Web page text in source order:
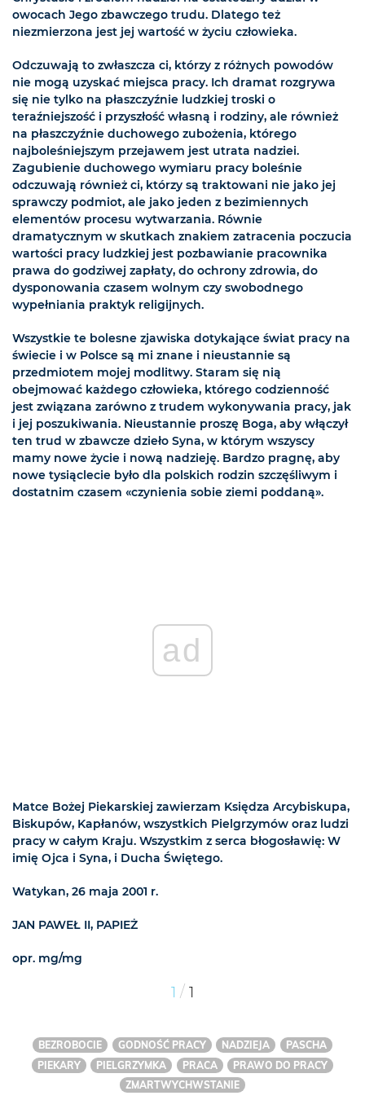
owocach Jego zbawczego trudu. Dlatego też
niezmierzona jest jej wartość w życiu człowieka.
Odczuwają to zwłaszcza ci, którzy z różnych powodów
nie mogą uzyskać miejsca pracy. Ich dramat rozgrywa
się nie tylko na płaszczyźnie ludzkiej troski o
teraźniejszość i przyszłość własną i rodziny, ale również
na płaszczyźnie duchowego zubożenia, którego
najboleśniejszym przejawem jest utrata nadziei.
Zagubienie duchowego wymiaru pracy boleśnie
odczuwają również ci, którzy są traktowani nie jako jej
sprawczy podmiot, ale jako jeden z bezimiennych
elementów procesu wytwarzania. Równie
dramatycznym w skutkach znakiem zatracenia poczucia
wartości pracy ludzkiej jest pozbawianie pracownika
prawa do godziwej zapłaty, do ochrony zdrowia, do
dysponowania czasem wolnym czy swobodnego
wypełniania praktyk religijnych.
Wszystkie te bolesne zjawiska dotykające świat pracy na
świecie i w Polsce są mi znane i nieustannie są
przedmiotem mojej modlitwy. Staram się nią
obejmować każdego człowieka, którego codzienność
jest związana zarówno z trudem wykonywania pracy, jak
i jej poszukiwania. Nieustannie proszę Boga, aby włączył
ten trud w zbawcze dzieło Syna, w którym wszyscy
mamy nowe życie i nową nadzieję. Bardzo pragnę, aby
nowe tysiąclecie było dla polskich rodzin szczęśliwym i
dostatnim czasem «czynienia sobie ziemi poddaną».
ad
Matce Bożej Piekarskiej zawierzam Księdza Arcybiskupa,
Biskupów, Kapłanów, wszystkich Pielgrzymów oraz ludzi
pracy w całym Kraju. Wszystkim z serca błogosławię: W
imię Ojca i Syna, i Ducha Świętego.
Watykan, 26 maja 2001 r.
JAN PAWEŁ II, PAPIEŻ
opr. mg/mg
1 / 1
BEZROBOCIE GODNOŚĆ PRACY NADZIEJA
PASCHA
PIEKARY
PIELGRZYMKA PRACA
PRAWO DO PRACY
ZMARTWYCHWSTANIE